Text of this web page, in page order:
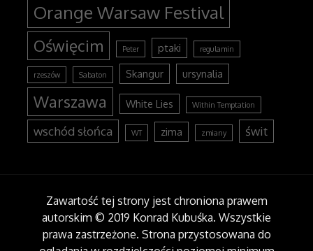
Orange Warsaw Festival
Oświęcim Peter ptaki regulamin
rzeszów Sabaton Skangur ursynalia
Warszawa White Lies Within Temptation
wschód słońca WT zima zmiany świt
Zawartość tej strony jest chroniona prawem
autorskim © 2019 Konrad Kubuśka. Wszystkie
prawa zastrzeżone. Strona przystosowana do